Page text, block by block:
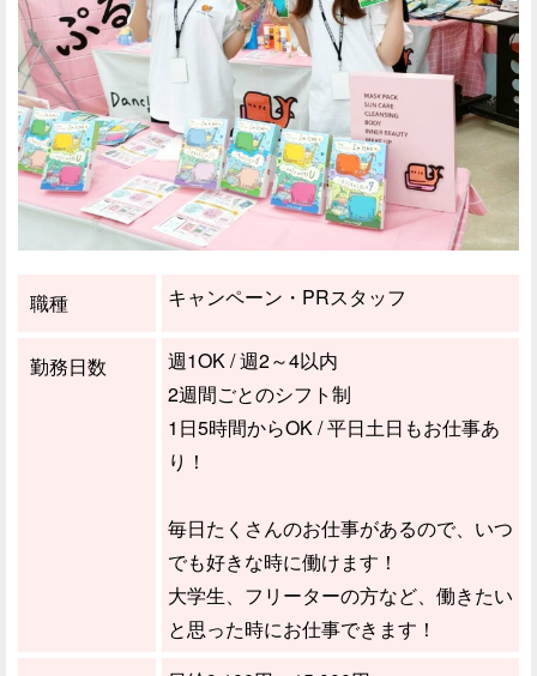
職種 キャンペーン・PRスタッフ
勤務日数
週1OK / 週2～4以内
2週間ごとのシフト制
1日5時間からOK / 平日土日もお仕事あ
り！
毎日たくさんのお仕事があるので、いつ
でも好きな時に働けます！
大学生、フリーターの方など、働きたい
と思った時にお仕事できます！